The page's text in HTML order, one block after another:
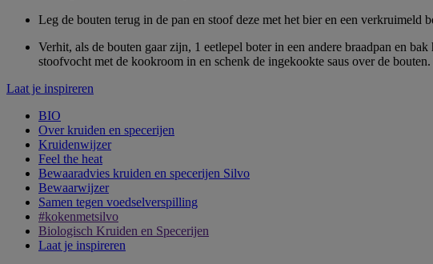
Leg de bouten terug in de pan en stoof deze met het bier en een
Verhit, als de bouten gaar zijn, 1 eetlepel boter in een andere braadpan en
stoofvocht met de kookroom in en schenk de ingekookte saus over de
Laat je inspireren
BIO
Over kruiden en specerijen
Kruidenwijzer
Feel the heat
Bewaaradvies kruiden en specerijen Silvo
Bewaarwijzer
Samen tegen voedselverspilling
#kokenmetsilvo
Biologisch Kruiden en Specerijen
Laat je inspireren